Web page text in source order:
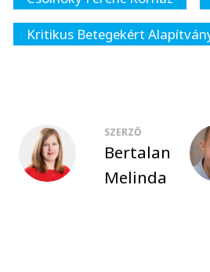
Kritikus Betegekért
SZERZŐ
Bertalan
Melinda